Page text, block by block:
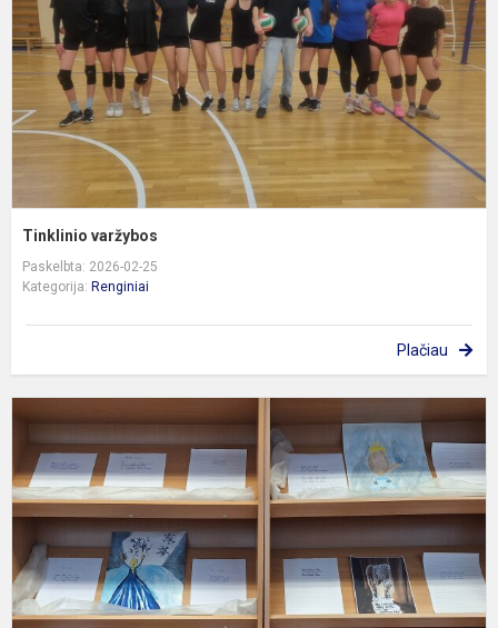
Tinklinio varžybos
Paskelbta: 2026-02-25
Kategorija: Renginiai
Plačiau